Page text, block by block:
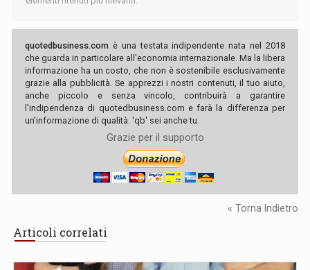
quotedbusiness.com è una testata indipendente nata nel 2018
che guarda in particolare all'economia internazionale. Ma la libera
informazione ha un costo, che non è sostenibile esclusivamente
grazie alla pubblicità. Se apprezzi i nostri contenuti, il tuo aiuto,
anche piccolo e senza vincolo, contribuirà a garantire
l'indipendenza di quotedbusiness.com e farà la differenza per
un'informazione di qualità. 'qb' sei anche tu.
Grazie per il supporto
« Torna Indietro
Articoli correlati